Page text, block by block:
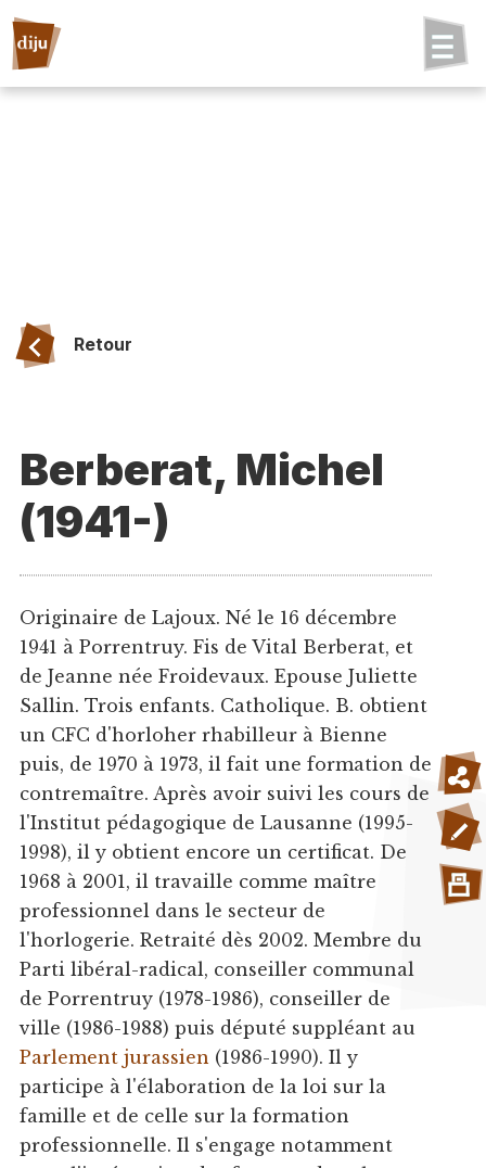
Retour
Berberat, Michel
(1941-)
Originaire de Lajoux. Né le 16 décembre
1941 à Porrentruy. Fis de Vital Berberat, et
de Jeanne née Froidevaux. Epouse Juliette
Sallin. Trois enfants. Catholique. B. obtient
un CFC d'horloher rhabilleur à Bienne
puis, de 1970 à 1973, il fait une formation de
contremaître. Après avoir suivi les cours de
l'Institut pédagogique de Lausanne (1995-
1998), il y obtient encore un certificat. De
1968 à 2001, il travaille comme maître
professionnel dans le secteur de
l'horlogerie. Retraité dès 2002. Membre du
Parti libéral-radical, conseiller communal
de Porrentruy (1978-1986), conseiller de
ville (1986-1988) puis député suppléant au
Parlement jurassien (1986-1990). Il y
participe à l'élaboration de la loi sur la
famille et de celle sur la formation
professionnelle. Il s'engage notamment